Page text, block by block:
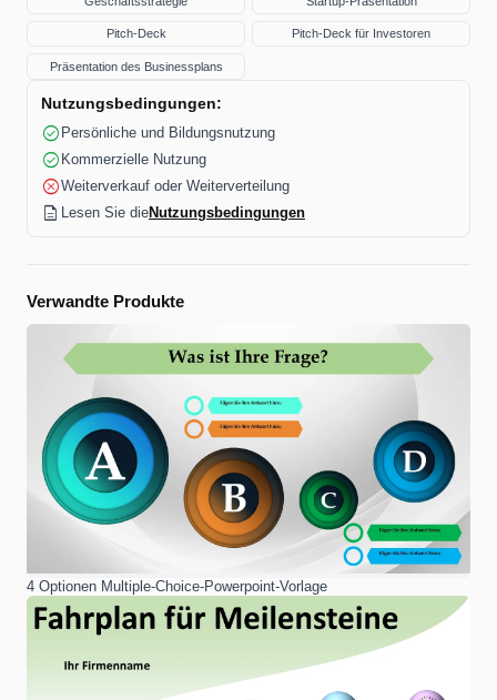
Pitch-Deck Pitch-Deck für Investoren
Präsentation des Businessplans
Nutzungsbedingungen:
check_circle Persönliche und Bildungsnutzung
check_circle Kommerzielle Nutzung
cancelWeiterverkauf oder Weiterverteilung
description Lesen Sie dieNutzungsbedingungen
Verwandte Produkte
4 Optionen Multiple-Choice-Powerpoint-Vorlage